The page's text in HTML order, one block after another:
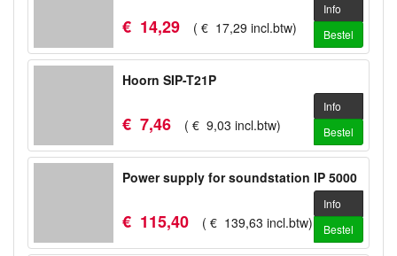
€ 14,29 ( € 17,29 incl.btw)
Info
Bestel
Hoorn SIP-T21P
€ 7,46 ( € 9,03 incl.btw)
Info
Bestel
Power supply for soundstation IP 5000
€ 115,40 ( € 139,63 incl.btw)
Info
Bestel